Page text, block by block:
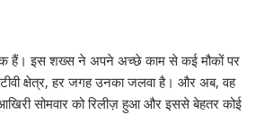
हैं। इस शख्स ने अपने अच्छे काम से कई मौकों पर
टीवी क्षेत्र, हर जगह उनका जलवा है। और अब, वह
सोमवार को रिलीज़ हुआ और इससे बेहतर कोई